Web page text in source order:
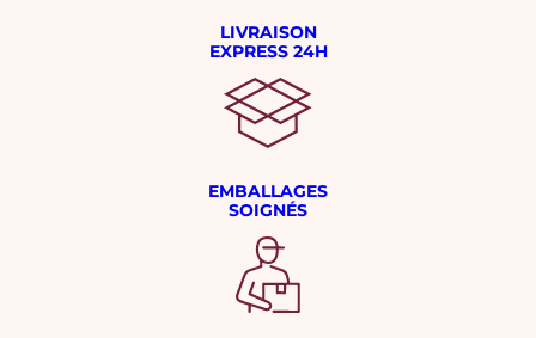
LIVRAISON
EXPRESS 24H
EMBALLAGES
SOIGNÉS